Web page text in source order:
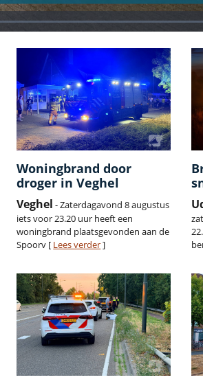
Woningbrand door
droger in Veghel
Veghel - Zaterdagavond 8 augustus
iets voor 23.20 uur heeft een
woningbrand plaatsgevonden aan de
Spoorv [ Lees verder]